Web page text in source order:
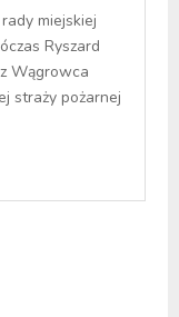
miejskiej
Ryszard
Wągrowca
straży pożarnej